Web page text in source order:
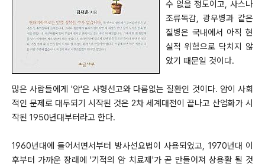
수 없을 정도이고, 사스나
조류독감, 광우병과 같은
질병은 국내에서 아직 현
실적 위험으로 닥치지 않
았기 때문일 것이다.
많은 사람들에게 '암'은 사형선고와 다름없는 질환인 것이다. 암이 사회
적인 문제로 대두되기 시작된 것은 2차 세계대전이 끝나고 산업화가 시
작된 1950년대부터라고 한다.
1960년대에 들어서면서부터 방사선요법이 사용되었고, 1970년대 이
후부터 가까운 장래에 '기적의 암 치료제'가 곧 만들어져 상용활 될 것